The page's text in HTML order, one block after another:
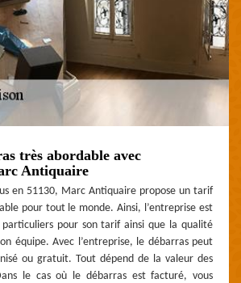
très abordable avec
Antiquaire
en 51130, Marc Antiquaire propose un tarif
pour tout le monde. Ainsi, l’entreprise est
particuliers pour son tarif ainsi que la qualité
équipe. Avec l’entreprise, le débarras peut
ou gratuit. Tout dépend de la valeur des
le cas où le débarras est facturé, vous